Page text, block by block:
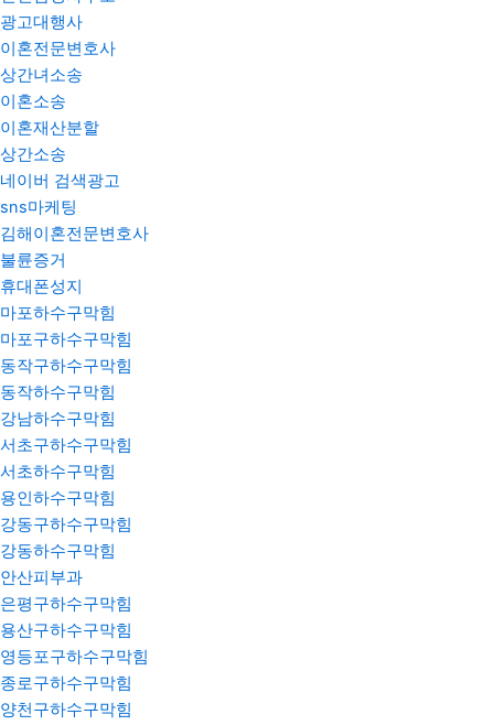
광고대행사
이혼전문변호사
상간녀소송
이혼소송
이혼재산분할
상간소송
네이버 검색광고
sns마케팅
김해이혼전문변호사
불륜증거
휴대폰성지
마포하수구막힘
마포구하수구막힘
동작구하수구막힘
동작하수구막힘
강남하수구막힘
서초구하수구막힘
서초하수구막힘
용인하수구막힘
강동구하수구막힘
강동하수구막힘
안산피부과
은평구하수구막힘
용산구하수구막힘
영등포구하수구막힘
종로구하수구막힘
양천구하수구막힘